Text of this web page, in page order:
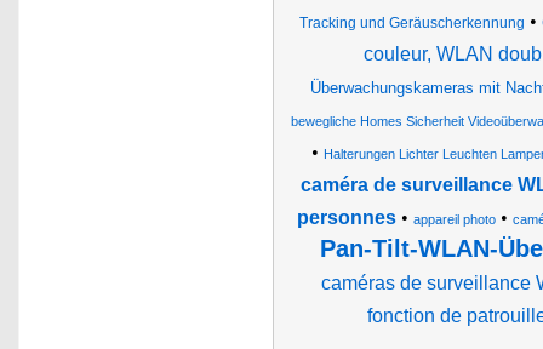
Tracking und Geräuscherkennung •
couleur, WLAN
Überwachungskameras mit
bewegliche Homes Sicherheit
• Halterungen Lichter Leuchten
caméra de surveillance
personnes• appareil photo•
Pan-Tilt-WLAN-
caméras de surveillance
fonction de